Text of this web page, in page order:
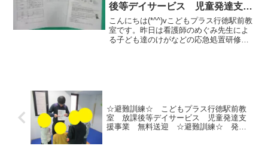
後等デイサービス 児童発達支援
事業 無料送迎 発達障害 運
動療育 行徳 行徳駅前 南行
徳 妙典 市川市
こんにちは(*^^)vこどもプラス行徳駅前教
室です。昨日は看護師のめぐみ先生によ
る子ども達のけがなどの応急処置研修を
☆避難訓練☆ こどもプラス行徳駅前教
室 放課後等デイサービス 児童発達支
援事業 無料送迎 ☆避難訓練☆ 発達